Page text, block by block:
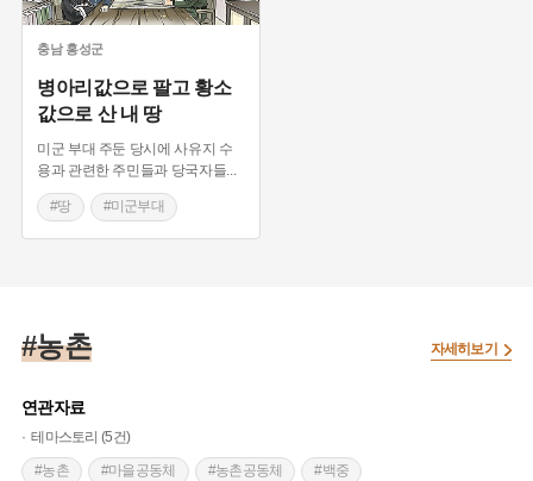
#경기도설화 #강서구 #공예품
#지명유래
#용인의 전설 #끈기 #산성
#의병활동 #영산포
#남자현
충남 홍성군
병아리값으로 팔고 황소
값으로 산 내 땅
미군 부대 주둔 당시에 사유지 수
용과 관련한 주민들과 당국자들
#땅 #미군부대
#농촌마을 #병아리값
#농촌
연관자료
테마스토리 (5건)
#농촌
#마을공동체 #농촌공동체 #백중
자세히보기